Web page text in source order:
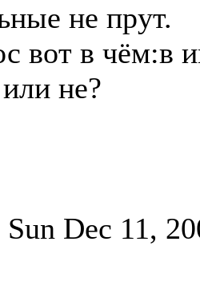
не прут.
вот в чём:в
не?
Dec 11,